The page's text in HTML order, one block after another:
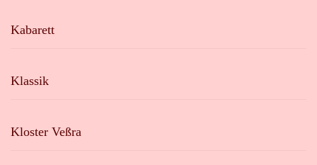
Kabarett
Klassik
Kloster Veßra